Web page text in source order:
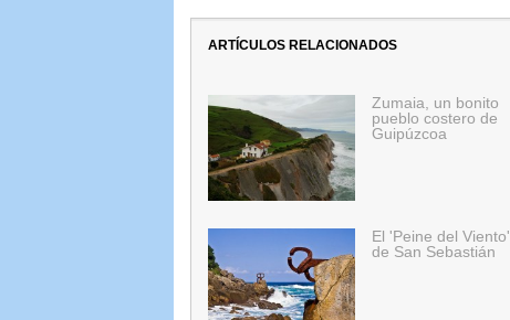
ARTÍCULOS RELACIONADOS
Zumaia, un bonito
pueblo costero de
Guipúzcoa
El 'Peine del Viento'
de San Sebastián